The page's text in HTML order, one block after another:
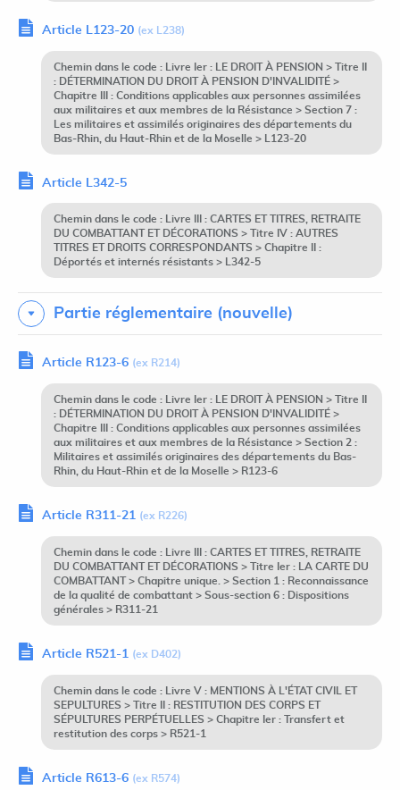
Article L123-20 (ex L238)
Chemin dans le code : Livre Ier : LE DROIT À PENSION > Titre II
: DÉTERMINATION DU DROIT À PENSION D'INVALIDITÉ >
Chapitre III : Conditions applicables aux personnes assimilées
aux militaires et aux membres de la Résistance > Section 7 :
Les militaires et assimilés originaires des départements du
Bas-Rhin, du Haut-Rhin et de la Moselle > L123-20
Article L342-5
Chemin dans le code : Livre III : CARTES ET TITRES, RETRAITE
DU COMBATTANT ET DÉCORATIONS > Titre IV : AUTRES
TITRES ET DROITS CORRESPONDANTS > Chapitre II :
Déportés et internés résistants > L342-5
Partie réglementaire (nouvelle)
Article R123-6 (ex R214)
Chemin dans le code : Livre Ier : LE DROIT À PENSION > Titre II
: DÉTERMINATION DU DROIT À PENSION D'INVALIDITÉ >
Chapitre III : Conditions applicables aux personnes assimilées
aux militaires et aux membres de la Résistance > Section 2 :
Militaires et assimilés originaires des départements du Bas-
Rhin, du Haut-Rhin et de la Moselle > R123-6
Article R311-21 (ex R226)
Chemin dans le code : Livre III : CARTES ET TITRES, RETRAITE
DU COMBATTANT ET DÉCORATIONS > Titre Ier : LA CARTE DU
COMBATTANT > Chapitre unique. > Section 1 : Reconnaissance
de la qualité de combattant > Sous-section 6 : Dispositions
générales > R311-21
Article R521-1 (ex D402)
Chemin dans le code : Livre V : MENTIONS À L'ÉTAT CIVIL ET
SEPULTURES > Titre II : RESTITUTION DES CORPS ET
SÉPULTURES PERPÉTUELLES > Chapitre Ier : Transfert et
restitution des corps > R521-1
Article R613-6 (ex R574)